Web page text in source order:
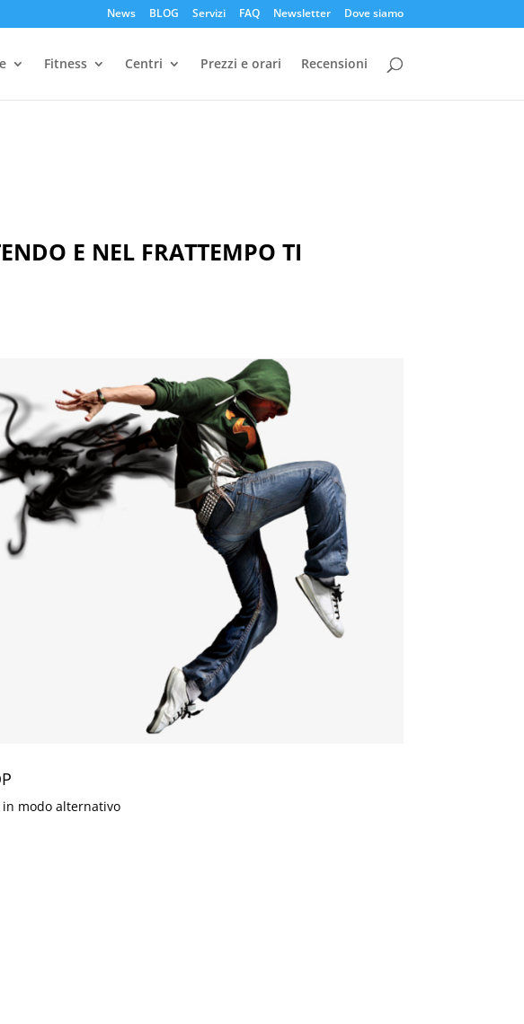
News BLOG Servizi FAQ Newsletter Dove siamo
Fitness Centri Prezzi e orari Recensioni
E NEL FRATTEMPO TI
in modo alternativo